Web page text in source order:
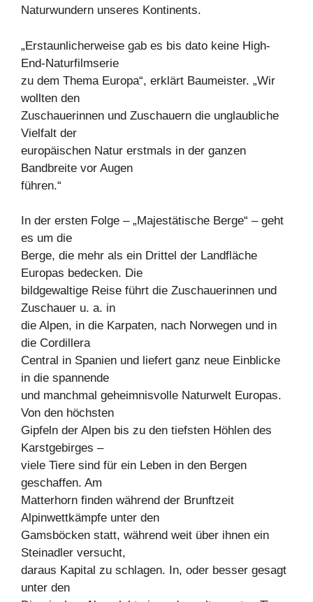
Naturwundern unseres Kontinents.
„Erstaunlicherweise gab es bis dato keine High-
End-Naturfilmserie
zu dem Thema Europa“, erklärt Baumeister. „Wir
wollten den
Zuschauerinnen und Zuschauern die unglaubliche
Vielfalt der
europäischen Natur erstmals in der ganzen
Bandbreite vor Augen
führen.“
In der ersten Folge – „Majestätische Berge“ – geht
es um die
Berge, die mehr als ein Drittel der Landfläche
Europas bedecken. Die
bildgewaltige Reise führt die Zuschauerinnen und
Zuschauer u. a. in
die Alpen, in die Karpaten, nach Norwegen und in
die Cordillera
Central in Spanien und liefert ganz neue Einblicke
in die spannende
und manchmal geheimnisvolle Naturwelt Europas.
Von den höchsten
Gipfeln der Alpen bis zu den tiefsten Höhlen des
Karstgebirges –
viele Tiere sind für ein Leben in den Bergen
geschaffen. Am
Matterhorn finden während der Brunftzeit
Alpinwettkämpfe unter den
Gamsböcken statt, während weit über ihnen ein
Steinadler versucht,
daraus Kapital zu schlagen. In, oder besser gesagt
unter den